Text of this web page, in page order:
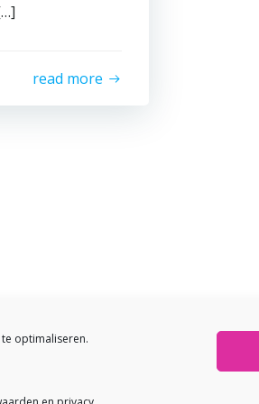
optimaliseren.
read more